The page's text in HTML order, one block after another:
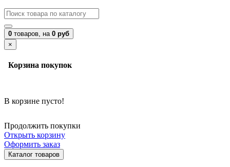
0 товаров, на 0 руб
×
Корзина покупок
В корзине пусто!
Продолжить покупки
Открыть корзину
Оформить заказ
Каталог товаров